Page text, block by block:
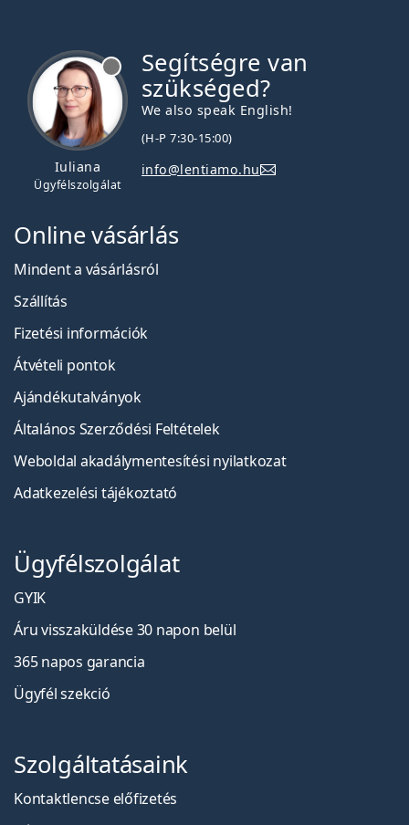
Iuliana
Ügyfélszolgálat
Segítségre van
szükséged?
We also speak English!
(H-P 7:30-15:00)
info@lentiamo.hu
Online vásárlás
Mindent a vásárlásról
Szállítás
Fizetési információk
Átvételi pontok
Ajándékutalványok
Általános Szerződési Feltételek
Weboldal akadálymentesítési nyilatkozat
Adatkezelési tájékoztató
Ügyfélszolgálat
GYIK
Áru visszaküldése 30 napon belül
365 napos garancia
Ügyfél szekció
Szolgáltatásaink
Kontaktlencse előfizetés